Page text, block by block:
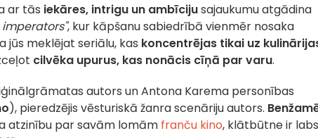
ar tās iekāres, intrigu un ambīcijusajaukumu atgādina
imperators", kur kāpšanu sabiedrībā vienmēr nosaka
jūs meklējat seriālu, kas koncentrējas tikai uz
cilvēka upurus, kas nonācis cīņā par varu.
autors un Antona Karema personības
), pieredzējis vēsturiskā žanra scenāriju autors.
atzinību par savām lomām franču kino, klātbūtne ir labs